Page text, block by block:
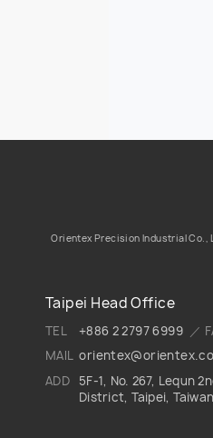
Orientex Precision Industrial Co.,
Taipei Head Office
TEL +886 2 2797 6999 ／
MAIL
ADD
5F-1, No. 267, Lequn
District, Taipei, Taiwan